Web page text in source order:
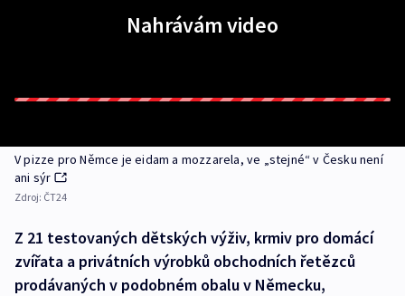
Nahrávám video
V pizze pro Němce je eidam a mozzarela, ve „stejné“ v Česku není
ani sýr
Zdroj: ČT24
Z 21 testovaných dětských výživ, krmiv pro domácí
zvířata a privátních výrobků obchodních řetězců
prodávaných v podobném obalu v Německu,